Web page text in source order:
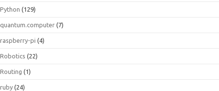
Python (129)
quantum.computer (7)
raspberry-pi (4)
Robotics (22)
Routing (1)
ruby (24)